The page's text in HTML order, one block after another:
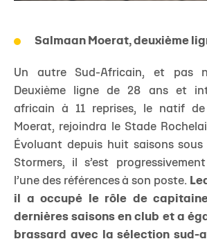
Salmaan Moerat, deuxième
Un autre Sud-Africain, et pas
Deuxième ligne de 28 ans et
africain à 11 reprises, le natif de
Moerat, rejoindra le Stade
Évoluant depuis huit saisons sous
Stormers, il s’est
l’une des références à son poste.
il a occupé le rôle de
dernières saisons en club et a
brassard avec la sélection sud-